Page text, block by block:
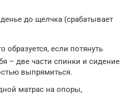
до щелчка (срабатывает
образуется, если потянуть
– две части спинки и сидение
выпрямиться.
матрас на опоры,